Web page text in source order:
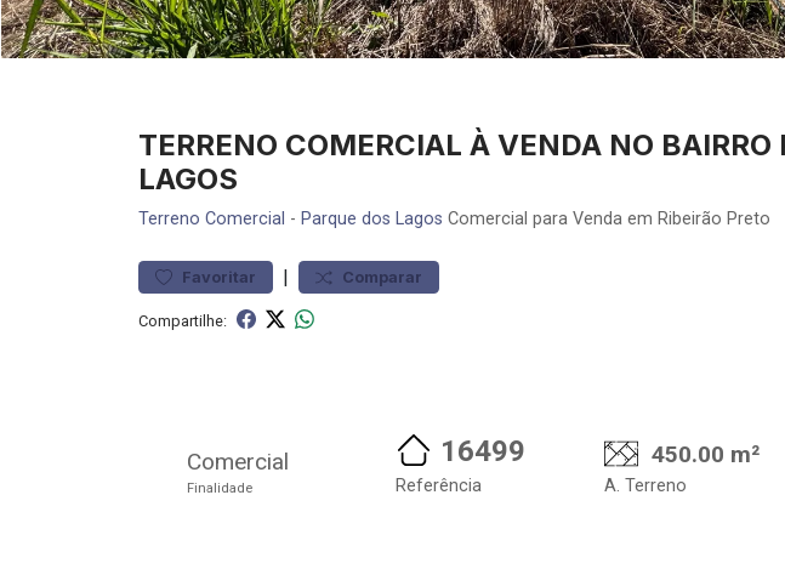
TERRENO COMERCIAL À VENDA NO BAIRRO
LAGOS
Terreno Comercial - Parque dos Lagos Comercial para Venda em Ribeirão Preto
Favoritar | Comparar
Compartilhe:
Comercial
Finalidade
16499
Referência
450.00 m²
A. Terreno